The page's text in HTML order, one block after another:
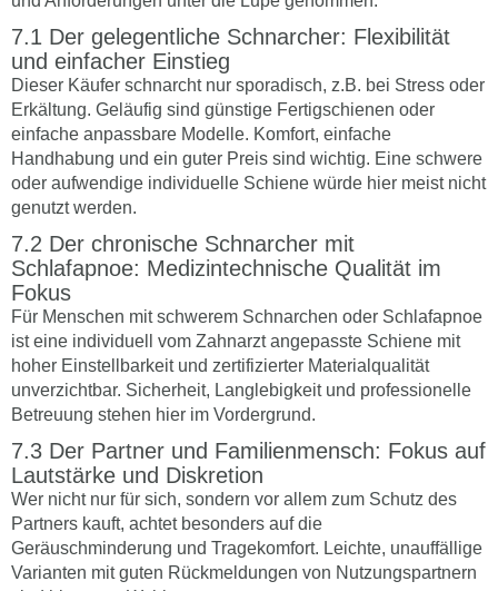
Der gelegentliche Schnarcher: Flexibilität
und einfacher Einstieg
Dieser Käufer schnarcht nur sporadisch, z.B. bei Stress oder
Erkältung. Geläufig sind günstige Fertigschienen oder
einfache anpassbare Modelle. Komfort, einfache
Handhabung und ein guter Preis sind wichtig. Eine schwere
oder aufwendige individuelle Schiene würde hier meist nicht
genutzt werden.
Der chronische Schnarcher mit
Schlafapnoe: Medizintechnische Qualität im
Fokus
Für Menschen mit schwerem Schnarchen oder Schlafapnoe
ist eine individuell vom Zahnarzt angepasste Schiene mit
hoher Einstellbarkeit und zertifizierter Materialqualität
unverzichtbar. Sicherheit, Langlebigkeit und professionelle
Betreuung stehen hier im Vordergrund.
Der Partner und Familienmensch: Fokus auf
Lautstärke und Diskretion
Wer nicht nur für sich, sondern vor allem zum Schutz des
Partners kauft, achtet besonders auf die
Geräuschminderung und Tragekomfort. Leichte, unauffällige
Varianten mit guten Rückmeldungen von Nutzungspartnern